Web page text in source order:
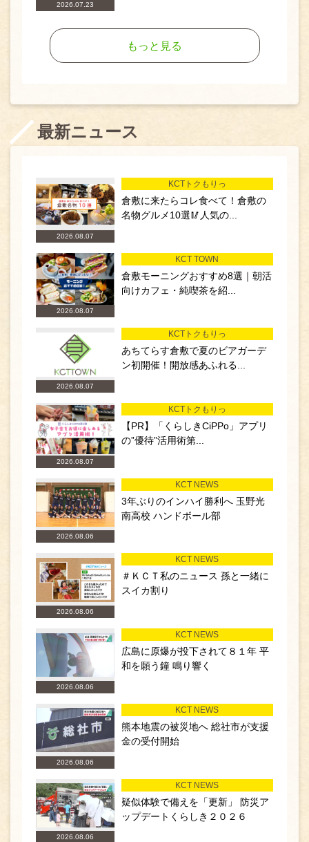
2026.07.23
もっと見る
最新ニュース
2026.08.07
KCTトクもりっ
倉敷に来たらコレ食べて！倉敷の
名物グルメ10選🥢人気の...
2026.08.07
KCT TOWN
倉敷モーニングおすすめ8選｜朝活
向けカフェ・純喫茶を紹...
2026.08.07
KCTトクもりっ
あちてらす倉敷で夏のビアガーデ
ン初開催！開放感あふれる...
2026.08.07
KCTトクもりっ
【PR】「くらしきCiPPo」アプリ
の”優待”活用術第...
2026.08.06
KCT NEWS
3年ぶりのインハイ勝利へ 玉野光
南高校 ハンドボール部
2026.08.06
KCT NEWS
＃ＫＣＴ私のニュース 孫と一緒に
スイカ割り
2026.08.06
KCT NEWS
広島に原爆が投下されて８１年 平
和を願う鐘 鳴り響く
2026.08.06
KCT NEWS
熊本地震の被災地へ 総社市が支援
金の受付開始
2026.08.06
KCT NEWS
疑似体験で備えを「更新」 防災ア
ップデートくらしき２０２６